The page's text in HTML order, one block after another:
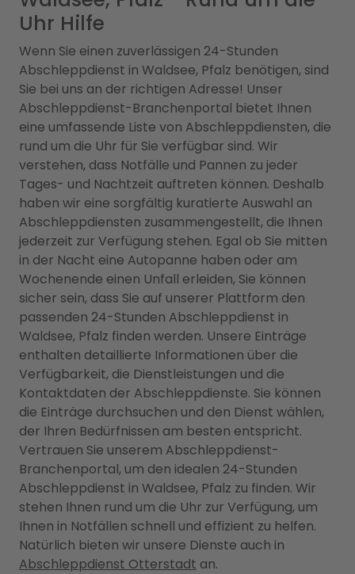
Uhr Hilfe
Wenn Sie einen zuverlässigen 24-Stunden
Abschleppdienst in Waldsee, Pfalz benötigen, sind
Sie bei uns an der richtigen Adresse! Unser
Abschleppdienst-Branchenportal bietet Ihnen
eine umfassende Liste von Abschleppdiensten, die
rund um die Uhr für Sie verfügbar sind. Wir
verstehen, dass Notfälle und Pannen zu jeder
Tages- und Nachtzeit auftreten können. Deshalb
haben wir eine sorgfältig kuratierte Auswahl an
Abschleppdiensten zusammengestellt, die Ihnen
jederzeit zur Verfügung stehen. Egal ob Sie mitten
in der Nacht eine Autopanne haben oder am
Wochenende einen Unfall erleiden, Sie können
sicher sein, dass Sie auf unserer Plattform den
passenden 24-Stunden Abschleppdienst in
Waldsee, Pfalz finden werden. Unsere Einträge
enthalten detaillierte Informationen über die
Verfügbarkeit, die Dienstleistungen und die
Kontaktdaten der Abschleppdienste. Sie können
die Einträge durchsuchen und den Dienst wählen,
der Ihren Bedürfnissen am besten entspricht.
Vertrauen Sie unserem Abschleppdienst-
Branchenportal, um den idealen 24-Stunden
Abschleppdienst in Waldsee, Pfalz zu finden. Wir
stehen Ihnen rund um die Uhr zur Verfügung, um
Ihnen in Notfällen schnell und effizient zu helfen.
Natürlich bieten wir unsere Dienste auch in
Abschleppdienst Otterstadt an.